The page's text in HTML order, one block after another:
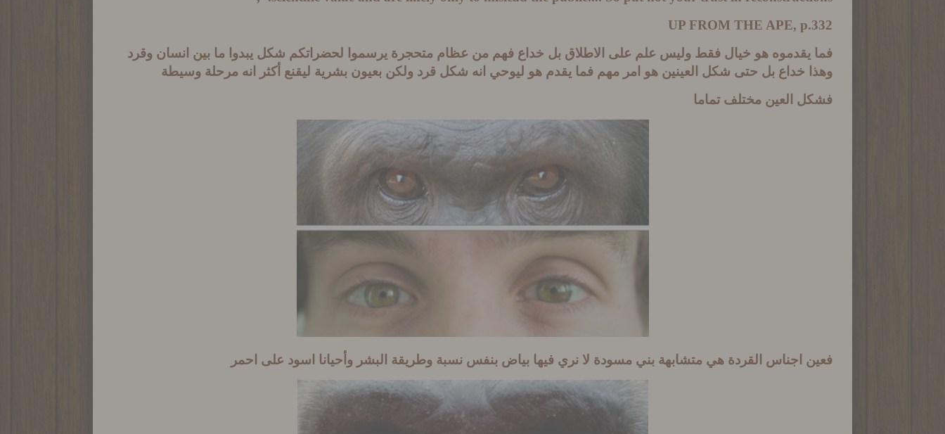
UP FROM THE APE, p.332
فما يقدموه هو خيال فقط وليس علم على الاطلاق بل خداع فهم من عظام متحجرة يرسموا لحضراتكم شكل يبدوا ما بين انسان وقرد
وهذا خداع بل حتى شكل العينين هو امر مهم فما يقدم هو ليوحي انه شكل قرد ولكن بعيون بشرية ليقنع أكثر انه مرحلة وسيطة
فشكل العين مختلف تماما
فعين اجناس القردة هي متشابهة بني مسودة لا نري فيها بياض بنفس نسبة وطريقة البشر وأحيانا اسود على احمر